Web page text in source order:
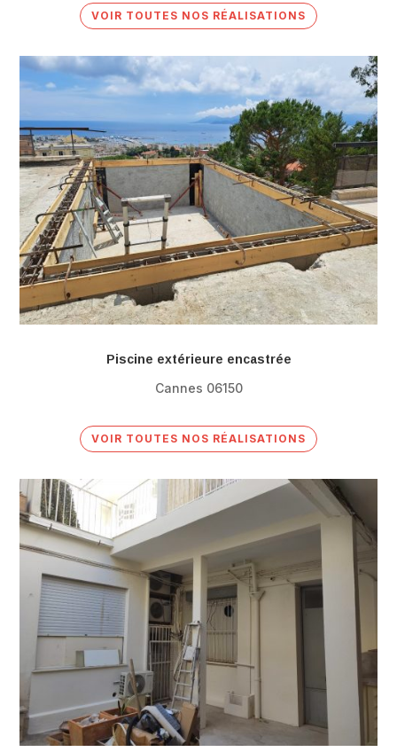
VOIR TOUTES NOS RÉALISATIONS
Piscine extérieure encastrée
Cannes 06150
VOIR TOUTES NOS RÉALISATIONS